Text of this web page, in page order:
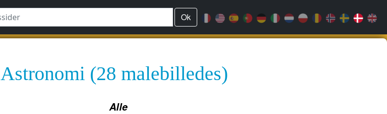
Ok
Astronomi (28 malebilledes)
Alle